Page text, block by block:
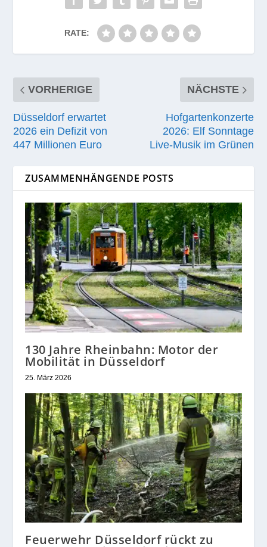
RATE:
VORHERIGE
Düsseldorf erwartet
2026 ein Defizit von
447 Millionen Euro
NÄCHSTE
Hofgartenkonzerte
2026: Elf Sonntage
Live-Musik im Grünen
ZUSAMMENHÄNGENDE POSTS
130 Jahre Rheinbahn: Motor der
Mobilität in Düsseldorf
25. März 2026
Feuerwehr Düsseldorf rückt zu